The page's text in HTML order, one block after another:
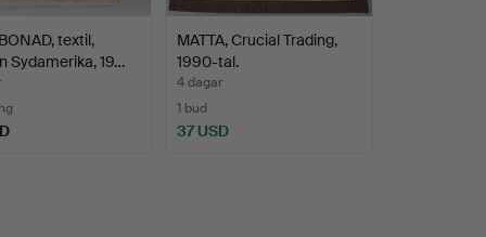
textil,
Sydamerika, 19…
MATTA, Crucial Trading,
1990-tal.
4 dagar
1 bud
37 USD